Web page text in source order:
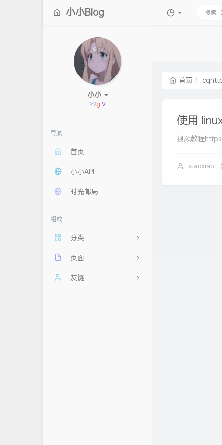
小小Blog
小小
记录美e
导航
首页
小小API
时光邮局
组成
分类
11
2
页面
每日60秒，阅读天下事
友链
首页
使用
视频教程
xiaoxiao